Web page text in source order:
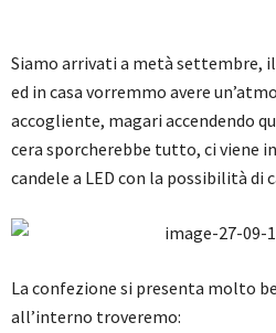
Siamo arrivati a metà settembre,
ed in casa vorremmo avere
accogliente, magari accendendo
cera sporcherebbe tutto, ci viene
candele a LED con la possibilità di
La confezione si presenta molto
all’interno troveremo: